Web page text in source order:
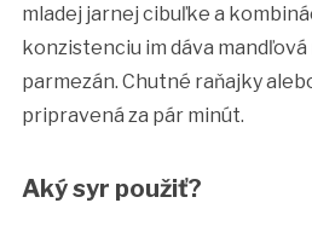
mladej jarnej cibuľke a
konzistenciu im dáva mandľová
parmezán. Chutné raňajky
pripravená za pár minút.
Aký syr použiť?